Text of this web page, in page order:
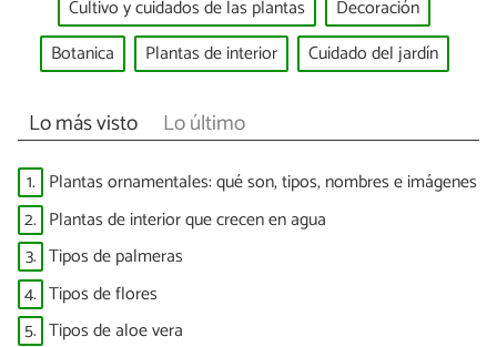
Cultivo y cuidados de las plantas
Decoración
Botanica
Plantas de interior Cuidado del jardín
Lo más visto Lo último
1. Plantas ornamentales: qué son, tipos, nombres e imágenes
2. Plantas de interior que crecen en agua
3. Tipos de palmeras
4. Tipos de flores
5. Tipos de aloe vera